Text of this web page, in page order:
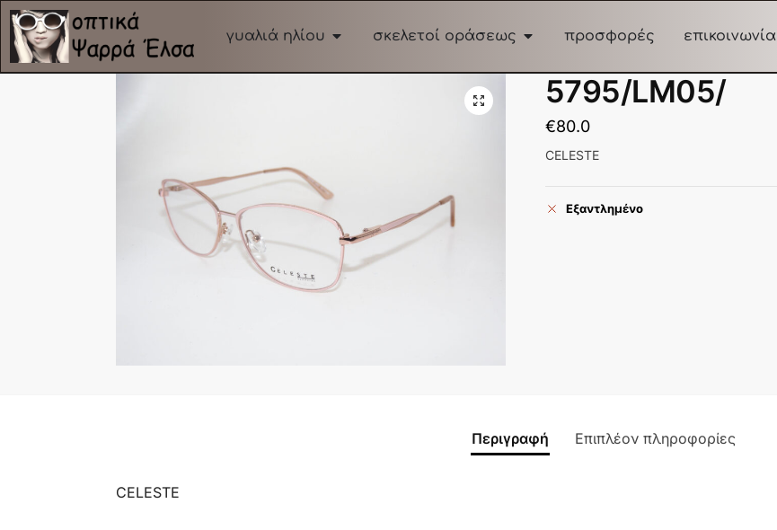
γυαλιά ηλίου σκελετοί οράσεως προσφορές επικοινωνία
5795/LM05/
€80.0
CELESTE
Εξαντλημένο
Περιγραφή Επιπλέον πληροφορίες
CELESTE